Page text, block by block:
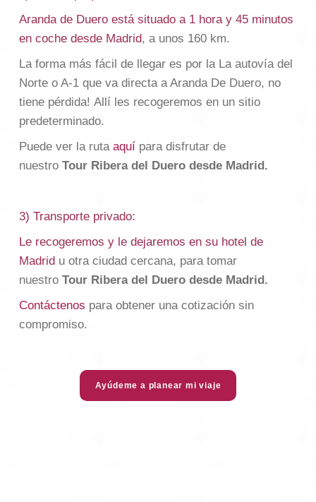
Aranda de Duero está situado a 1 hora y 45 minutos
en coche desde Madrid, ​​a unos 160 km.
La forma más fácil de llegar es por la La autovía del
Norte o A-1 que va directa a Aranda De Duero, no
tiene pérdida! Allí les recogeremos en un sitio
predeterminado.
Puede ver la ruta aquí para disfrutar de
nuestro Tour Ribera del Duero desde Madrid.
3) Transporte privado:
Le recogeremos y le dejaremos en su hotel de
Madridu otra ciudad cercana, para tomar
nuestro Tour Ribera del Duero desde Madrid.
Contáctenos para obtener una cotización sin
compromiso.
Ayúdeme a planear mi viaje